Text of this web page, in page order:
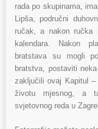
rada po skupinama,
Lipša, područni
ručak, a nakon ručka
kalendara. Nakon
bratstava su mogli
bratstva, postaviti
zaključili ovaj Kapitul
životu mjesnog, a
svjetovnog reda u